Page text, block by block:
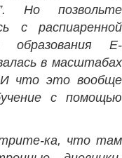
Но позвольте
с распиаренной
образования E-
в масштабах
И что это вообще
с помощью
ка, что там